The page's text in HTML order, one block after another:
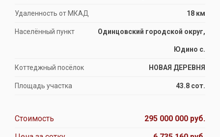
Удаленность от МКАД 18 км
Населённый пункт Одинцовский городской округ,
Юдино с.
Коттеджный посёлок НОВАЯ ДЕРЕВНЯ
Площадь участка 43.8 сот.
Стоимость
295 000 000 руб.